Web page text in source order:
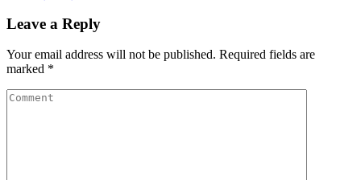
Leave a Reply
Your email address will not be published. Required fields are
marked *